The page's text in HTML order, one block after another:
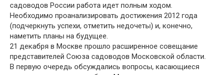
садоводов России работа идет полным ходом.
Необходимо проанализировать достижения 2012 года
(подчеркнуть успехи, отметить недочеты) и, конечно,
наметить планы на будущее.
21 декабря в Москве прошло расширенное совещание
представителей Союза садоводов Московской области.
В первую очередь обсуждались вопросы, касающиеся